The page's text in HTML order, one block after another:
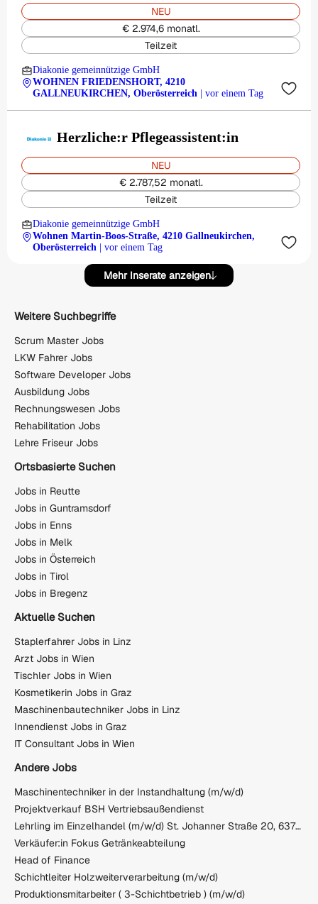
NEU
€ 2.974,6 monatl.
Teilzeit
Diakonie gemeinnützige GmbH
WOHNEN FRIEDENSHORT, 4210
GALLNEUKIRCHEN, Oberösterreich
| vor einem Tag
Herzliche:r Pflegeassistent:in
NEU
€ 2.787,52 monatl.
Teilzeit
Diakonie gemeinnützige GmbH
Wohnen Martin-Boos-Straße, 4210 Gallneukirchen,
Oberösterreich
| vor einem Tag
Mehr Inserate anzeigen
Weitere Suchbegriffe
Scrum Master Jobs
LKW Fahrer Jobs
Software Developer Jobs
Ausbildung Jobs
Rechnungswesen Jobs
Rehabilitation Jobs
Lehre Friseur Jobs
Ortsbasierte Suchen
Jobs in Reutte
Jobs in Guntramsdorf
Jobs in Enns
Jobs in Melk
Jobs in Österreich
Jobs in Tirol
Jobs in Bregenz
Aktuelle Suchen
Staplerfahrer Jobs in Linz
Arzt Jobs in Wien
Tischler Jobs in Wien
Kosmetikerin Jobs in Graz
Maschinenbautechniker Jobs in Linz
Innendienst Jobs in Graz
IT Consultant Jobs in Wien
Andere Jobs
Maschinentechniker in der Instandhaltung (m/w/d)
Projektverkauf BSH Vertriebsaußendienst
Lehrling im Einzelhandel (m/w/d) St. Johanner Straße 20, 6370 Kitzbühel
Verkäufer:in Fokus Getränkeabteilung
Head of Finance
Schichtleiter Holzweiterverarbeitung (m/w/d)
Produktionsmitarbeiter ( 3-Schichtbetrieb ) (m/w/d)